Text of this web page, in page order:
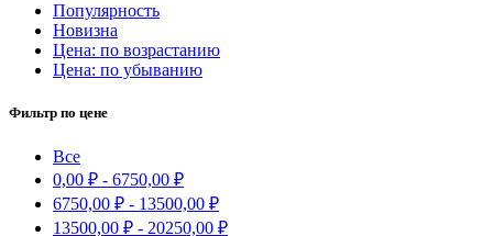
Популярность
Новизна
Цена: по возрастанию
Цена: по убыванию
Фильтр по цене
Все
0,00 ₽ - 6750,00 ₽
6750,00 ₽ - 13500,00 ₽
13500,00 ₽ - 20250,00 ₽